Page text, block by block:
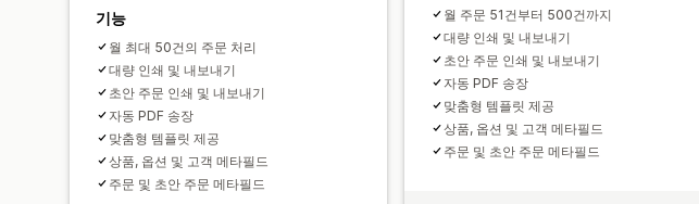
기능
월 최대 50건의 주문 처리
대량 인쇄 및 내보내기
초안 주문 인쇄 및 내보내기
자동 PDF 송장
맞춤형 템플릿 제공
상품, 옵션 및 고객 메타필드
주문 및 초안 주문 메타필드
월 주문 51건부터 500건까지
대량 인쇄 및 내보내기
초안 주문 인쇄 및 내보내기
자동 PDF 송장
맞춤형 템플릿 제공
상품, 옵션 및 고객 메타필드
주문 및 초안 주문 메타필드